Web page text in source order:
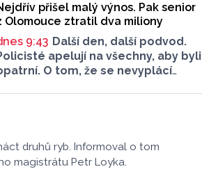
přišel malý výnos. Pak senior
Olomouce ztratil dva miliony
9:43 Další den, další podvod.
apelují na všechny, aby byli
O tom, že se nevyplácí
nabídky investic pečlivě
druhů ryb. Informoval o tom
magistrátu Petr Loyka.